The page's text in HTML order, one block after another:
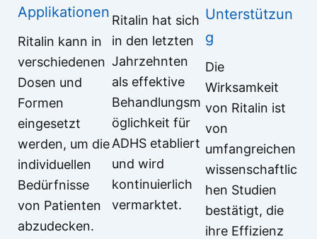
Applikationen
Ritalin kann in
verschiedenen
Dosen und
Formen
eingesetzt
werden, um die
individuellen
Bedürfnisse
von Patienten
abzudecken.
Ritalin hat sich
in den letzten
Jahrzehnten
als effektive
Behandlungsm
öglichkeit für
ADHS etabliert
und wird
kontinuierlich
vermarktet.
Unterstützun
g
Die
Wirksamkeit
von Ritalin ist
von
umfangreichen
wissenschaftlic
hen Studien
bestätigt, die
ihre Effizienz